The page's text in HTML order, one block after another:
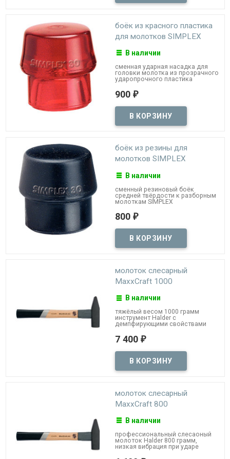
боёк из красного пластика
для молотков SIMPLEX
В наличии
сменная ударная насадка для
головки молотка из прозрачного
ударопрочного пластика
900 ₽
боёк из резины для
молотков SIMPLEX
В наличии
сменный резиновый боёк
средней твёрдости к разборным
молоткам SIMPLEX
800 ₽
молоток слесарный
MaxxCraft 1000
В наличии
тяжёлый весом 1000 грамм
инструмент Halder с
демпфирующими свойствами
7 400 ₽
молоток слесарный
MaxxCraft 800
В наличии
профессиональный слесаоный
молоток Halder 800 грамм,
низкая вибрация при ударе